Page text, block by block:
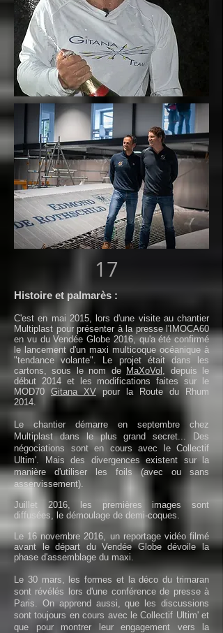
17
Histoire et palmarès :
C'est en mai 2015, lors d'une visite au chantier
Multiplast pour présenter à la presse l'IMOCA60
en vu du Vendée Globe 2016, qu'a été confirmé
le lancement d'un maxi multicoque océanique à
"tendance volante". Le projet était dans les
cartons, sous le nom de MaXoVol , depuis le
début 2014 et les modifications faites sur le
MOD70 Gitana XVpour la Route du Rhum
2014.
Le chantier démarre en septembre chez
Multiplast dans le plus grand secret... Des
négociations sont en cours avec le Collectif
Ultim'. Mais des divergences existent sur la
manière d'utiliser les foils (avec ou sans
asservissement).
Juillet 2016, les premières images sont
diffusées, le démoulage de demi-coques.
Le 16 novembre 2016, un reportage vidéo filmé
avant le départ du Vendée Globe dévoile la
phase d'assemblage du maxi.
Le 30 mars, les formes et la déco du trimaran
sont révélés lors d'une conférence de presse à
Paris. On apprend aussi, que les discussions
sont toujours en cours avec le Collectif Ultim' et
que pour montrer leur engagement vers la